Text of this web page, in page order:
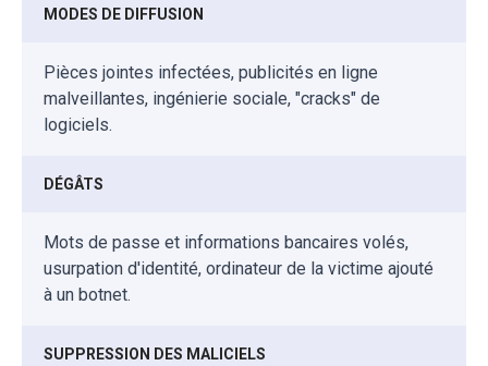
MODES DE DIFFUSION
Pièces jointes infectées, publicités en ligne
malveillantes, ingénierie sociale, "cracks" de
logiciels.
DÉGÂTS
Mots de passe et informations bancaires volés,
usurpation d'identité, ordinateur de la victime ajouté
à un botnet.
SUPPRESSION DES MALICIELS